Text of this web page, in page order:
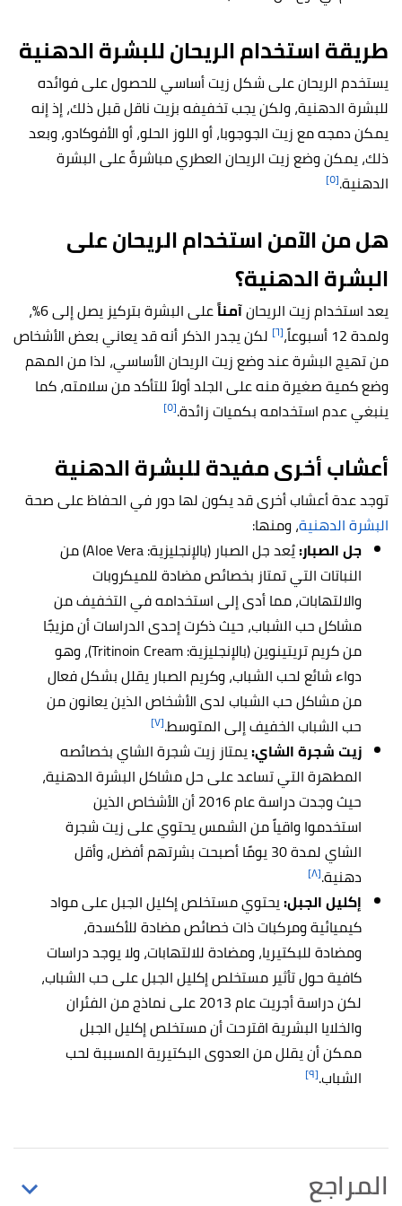
طريقة استخدام الريحان للبشرة الدهنية
يستخدم الريحان على شكل زيت أساسي للحصول على فوائده
للبشرة الدهنية، ولكن يجب تخفيفه بزيت ناقل قبل ذلك، إذ إنه
يمكن دمجه مع زيت الجوجوبا، أو اللوز الحلو، أو الأفوكادو، وبعد
ذلك، يمكن وضع زيت الريحان العطري مباشرةً على البشرة
الدهنية.[٥]
هل من الآمن استخدام الريحان على
البشرة الدهنية؟
يعد استخدام زيت الريحانآمناً
على البشرة بتركيز يصل إلى 6%،
ولمدة 12 أسبوعاً،
[٦]
لكن يجدر الذكر أنه قد يعاني بعض الأشخاص
من تهيج البشرة عند وضع زيت الريحان الأساسي، لذا من المهم
وضع كمية صغيرة منه على الجلد أولاً للتأكد من سلامته، كما
ينبغي عدم استخدامه بكميات زائدة.[٥]
أعشاب أخرى مفيدة للبشرة الدهنية
توجد عدة أعشاب أخرى قد يكون لها دور في الحفاظ على صحة
البشرة الدهنية، ومنها:
جل الصبار:
يُعد جل الصبار (بالإنجليزية: Aloe Vera) من
النباتات التي تمتاز بخصائص مضادة للميكروبات
والالتهابات، مما أدى إلى استخدامه في التخفيف من
مشاكل حب الشباب، حيث ذكرت إحدىالدراسات أن مزيجًا
من كريم تريتينوين (بالإنجليزية: Tritinoin Cream)، وهو
دواء شائع لحب الشباب، وكريم الصبار يقلل بشكل فعال
من مشاكل حب الشباب لدى الأشخاص الذين يعانون من
حب الشباب الخفيف إلى المتوسط.[٧]
زيت شجرة الشاي:يمتاز زيت شجرة الشاي بخصائصه
المطهرة التي تساعد على حل مشاكل البشرة الدهنية،
حيث وجدت دراسة عام 2016 أن الأشخاص الذين
استخدموا واقياً من الشمس يحتوي على زيت شجرة
الشاي لمدة 30 يومًا أصبحت بشرتهم أفضل، وأقل
دهنية.[٨]
إكليل الجبل:يحتوي مستخلص إكليل الجبل على مواد
كيميائية ومركبات ذات خصائص مضادة للأكسدة،
ومضادة للبكتيريا، ومضادة للالتهابات، ولا يوجد دراسات
كافية حول تأثير مستخلص إكليل الجبل على حب الشباب،
لكن
دراسة أجريت عام 2013 على نماذج من الفئران
والخلايا البشرية اقترحت أن مستخلص إكليل الجبل
ممكن أن يقلل من العدوى البكتيرية المسببة لحب
الشباب.[٩]
المراجع